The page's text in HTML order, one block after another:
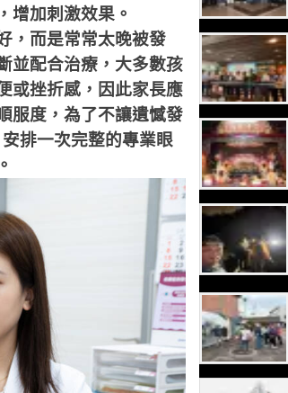
增加刺激效果。
，而是常常太晚被發
並配合治療，大多數孩
或挫折感，因此家長應
服度，為了不讓遺憾發
安排一次完整的專業眼